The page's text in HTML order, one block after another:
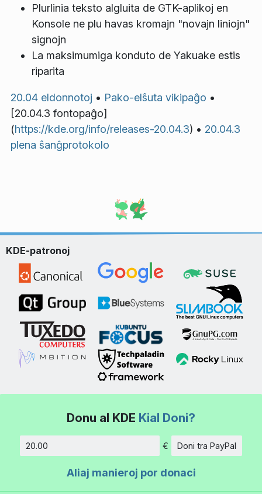
Plurlinia teksto algluita de GTK-aplikoj en
Konsole ne plu havas kromajn "novajn liniojn"
signojn
La maksimumiga konduto de Yakuake estis
riparita
20.04 eldonnotoj • Pako-elŝuta vikipaĝo •
[20.04.3 fontopaĝo]
(https://kde.org/info/releases-20.04.3) • 20.04.3
plena ŝanĝprotokolo
KDE-patronoj
Donu al KDE Kial Doni?
€ Doni tra PayPal
Aliaj manieroj por donaci